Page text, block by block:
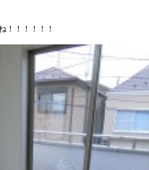
！！！！！！